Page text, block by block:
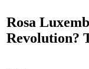
Rosa
Revolution?